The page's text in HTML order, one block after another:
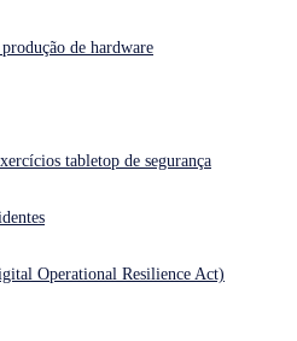
Obtenha ajuda imediata
switcher
de hardware
tabletop de segurança
Operational Resilience Act)